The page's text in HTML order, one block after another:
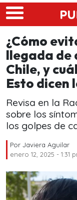
Skip to main content
¿Cómo
llegada de
Chile, y
Esto dicen
Revisa en la
sobre los
los golpes de
Por Javiera Aguilar
enero 12, 2025 - 1:31